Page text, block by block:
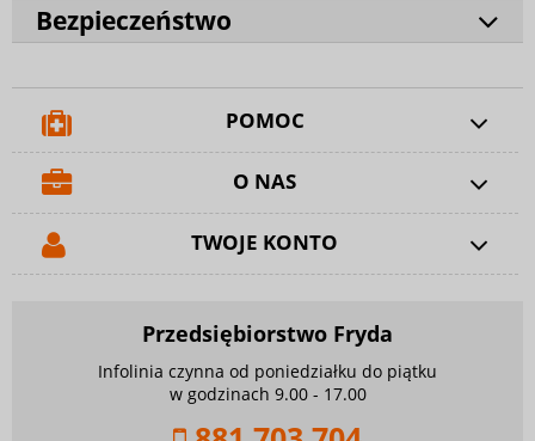
Bezpieczeństwo
POMOC
O NAS
TWOJE KONTO
Przedsiębiorstwo Fryda
Infolinia czynna od poniedziałku do piątku
w godzinach 9.00 - 17.00